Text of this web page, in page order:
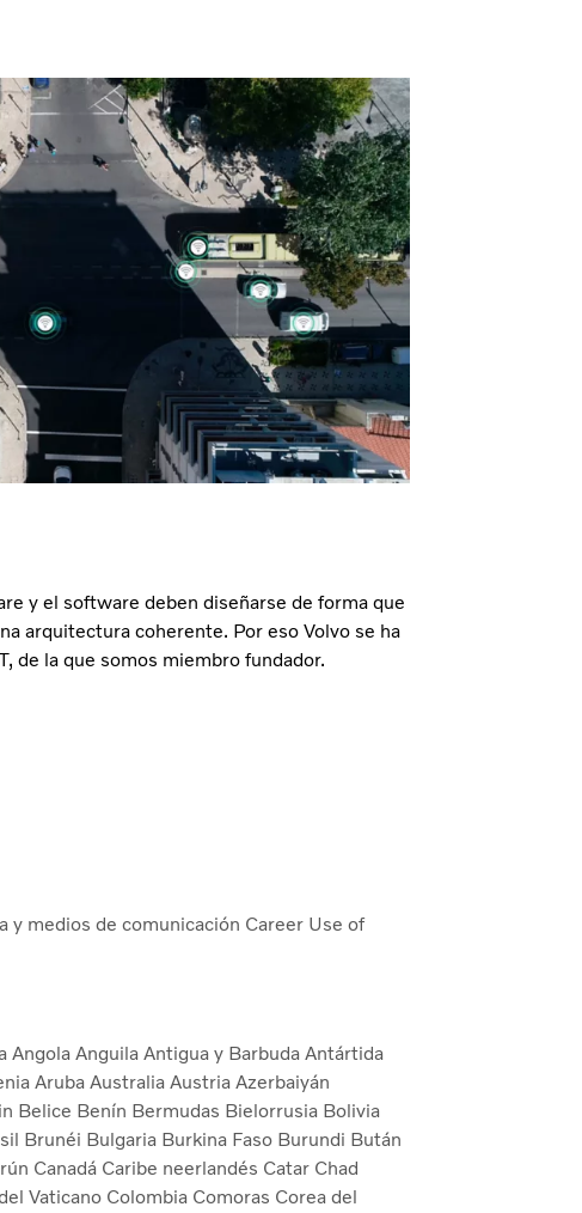
y el software deben diseñarse de forma que
arquitectura coherente. Por eso Volvo se ha
de la que somos miembro fundador.
y medios de comunicación Career Use of
Angola Anguila Antigua y Barbuda Antártida
Aruba Australia Austria Azerbaiyán
Belice Benín Bermudas Bielorrusia Bolivia
Brunéi Bulgaria Burkina Faso Burundi Bután
Canadá Caribe neerlandés Catar Chad
Vaticano Colombia Comoras Corea del